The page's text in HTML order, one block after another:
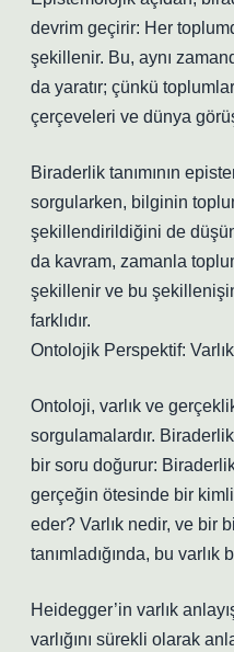
devrim geçirir: Her
şekillenir. Bu, aynı
da yaratır; çünkü
çerçeveleri ve dünya
Biraderlik tanımının
sorgularken, bilginin
şekillendirildiğini de
da kavram, zamanla
şekillenir ve bu
farklıdır.
Ontolojik Perspektif:
Ontoloji, varlık ve
sorgulamalardır.
bir soru doğurur:
gerçeğin ötesinde bir
eder? Varlık nedir, ve bir
tanımladığında, bu varlık
Heidegger’in varlık
varlığını sürekli olarak